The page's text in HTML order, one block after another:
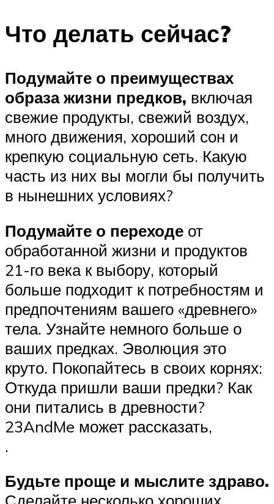
Что делать сейчас?
Подумайте о преимуществах
образа жизни предков, включая
свежие продукты, свежий воздух,
много движения, хороший сон и
крепкую социальную сеть. Какую
часть из них вы могли бы получить
в нынешних условиях?
Подумайте о переходе от
обработанной жизни и продуктов
21-го века к выбору, который
больше подходит к потребностям и
предпочтениям вашего «древнего»
тела. Узнайте немного больше о
ваших предках. Эволюция это
круто. Покопайтесь в своих корнях:
Откуда пришли ваши предки? Как
они питались в древности?
23AndMe может рассказать,
.
Будьте проще и мыслите здраво.